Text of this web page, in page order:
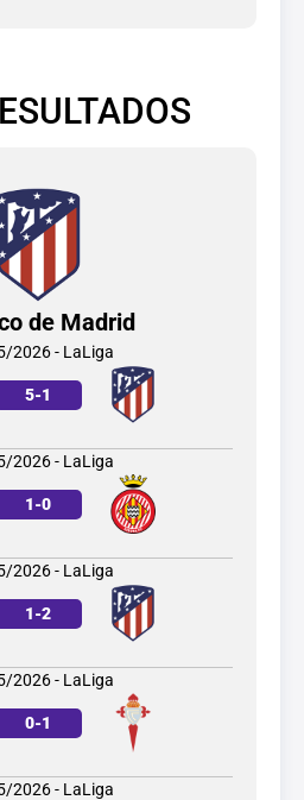
de Madrid
2026 - LaLiga
5-1
2026 - LaLiga
1-0
2026 - LaLiga
1-2
2026 - LaLiga
0-1
2026 - LaLiga